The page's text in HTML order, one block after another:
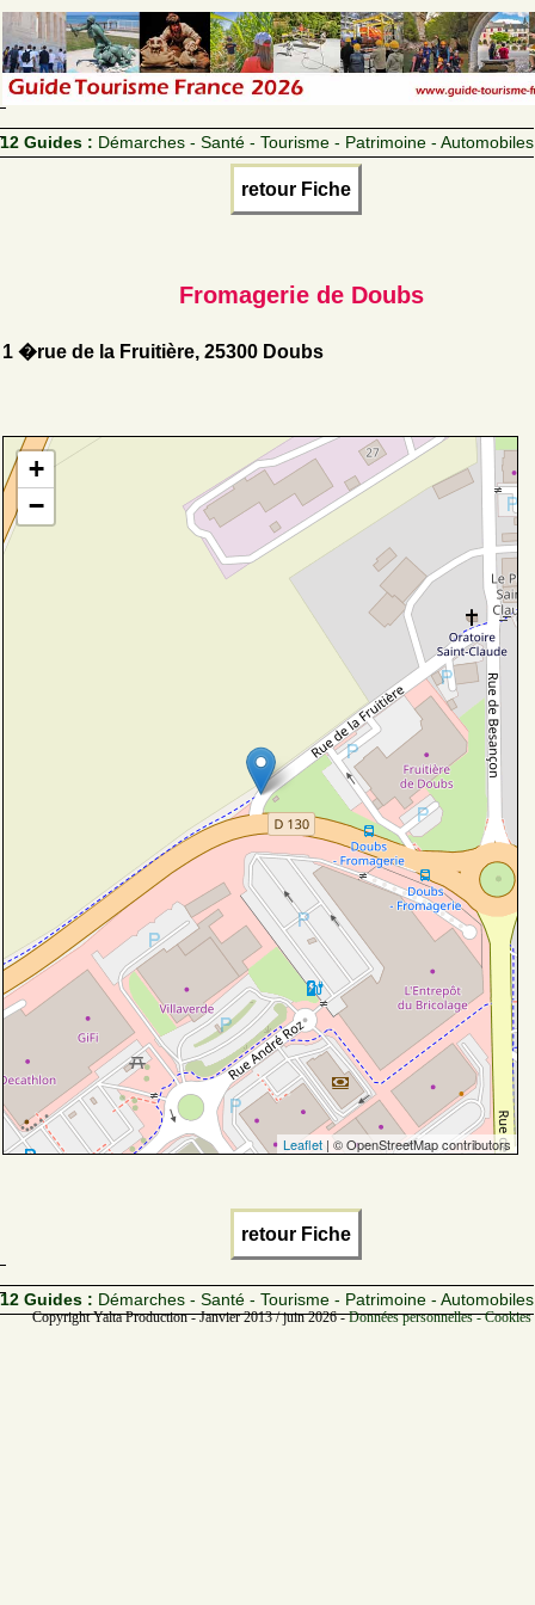
12 Guides : Démarches - Santé - Tourisme - Patrimoine - Automobiles
retour Fiche
Fromagerie de Doubs
1 �rue de la Fruitière, 25300 Doubs
+
−
Leaflet | © OpenStreetMap contributors
retour Fiche
12 Guides : Démarches - Santé - Tourisme - Patrimoine - Automobiles
Copyright Yalta Production - Janvier 2013 / juin 2026 -Données personnelles -